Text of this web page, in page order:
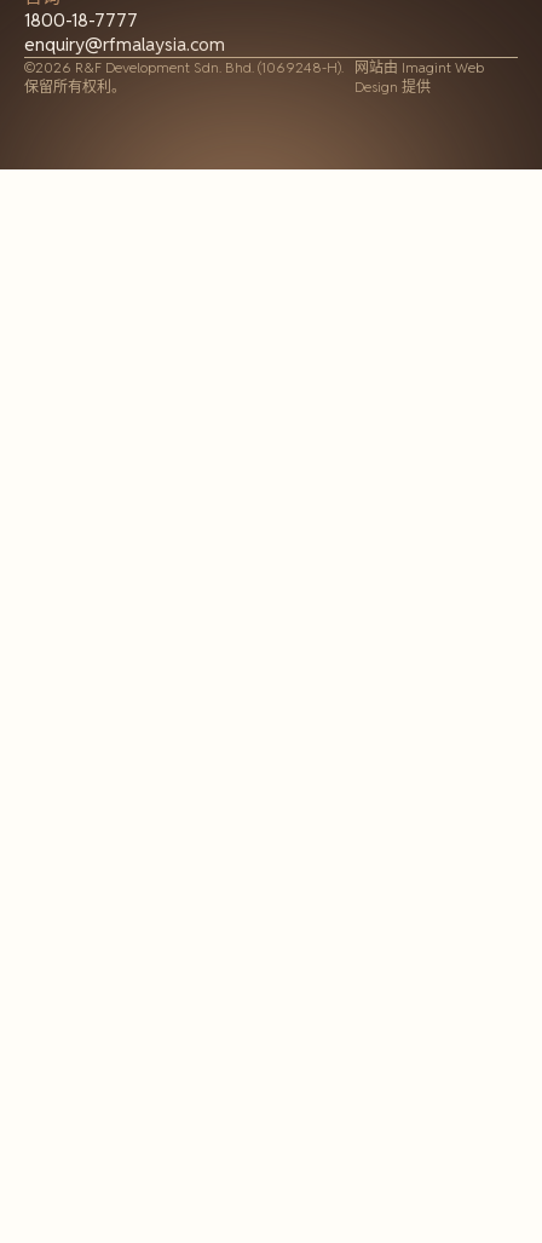
1800-18-7777
enquiry@rfmalaysia.com
©2026 R&F Development Sdn. Bhd. (1069248-H).
保留所有权利。
网站由 Imagint Web
Design 提供